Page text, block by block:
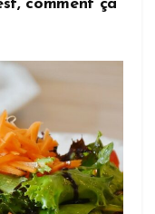
comment ça